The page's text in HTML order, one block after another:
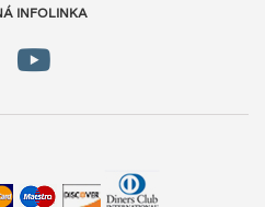
INFOLINKA